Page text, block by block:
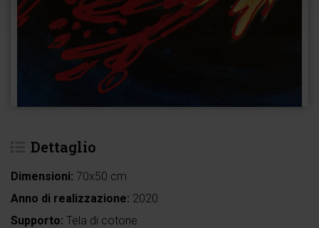
Dettaglio
Dimensioni: 70x50 cm
Anno di realizzazione: 2020
Supporto: Tela di cotone